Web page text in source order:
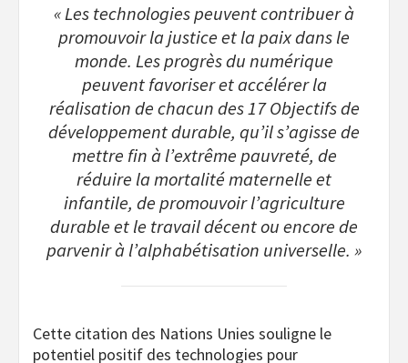
« Les technologies peuvent contribuer à
promouvoir la justice et la paix dans le
monde. Les progrès du numérique
peuvent favoriser et accélérer la
réalisation de chacun des 17 Objectifs de
développement durable, qu’il s’agisse de
mettre fin à l’extrême pauvreté, de
réduire la mortalité maternelle et
infantile, de promouvoir l’agriculture
durable et le travail décent ou encore de
parvenir à l’alphabétisation universelle. »
Cette citation des Nations Unies souligne le
potentiel positif des technologies pour